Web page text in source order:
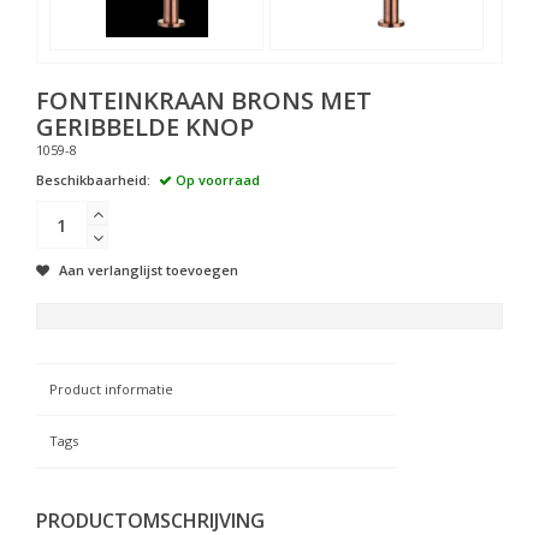
FONTEINKRAAN BRONS MET
GERIBBELDE KNOP
1059-8
Beschikbaarheid:
Op voorraad
Aan verlanglijst toevoegen
Product informatie
Tags
PRODUCTOMSCHRIJVING